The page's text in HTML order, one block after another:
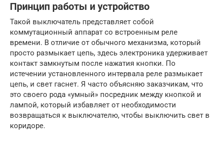
Принцип работы и устройство
Такой выключатель представляет собой
коммутационный аппарат со встроенным реле
времени. В отличие от обычного механизма, который
просто размыкает цепь, здесь электроника удерживает
контакт замкнутым после нажатия кнопки. По
истечении установленного интервала реле размыкает
цепь, и свет гаснет. Я часто объясняю заказчикам, что
это своего рода «умный» посредник между кнопкой и
лампой, который избавляет от необходимости
возвращаться к выключателю, чтобы выключить свет в
коридоре.